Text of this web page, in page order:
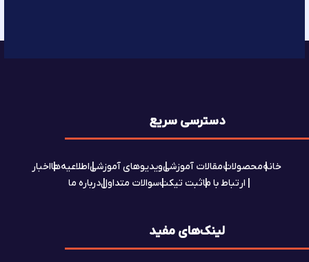
لینک‌های مفید
دسترسی سریع
خانهمحصولاتمقالات آموزشیویدیوهای آموزشیاطلاعیه‌هااخبار
ارتباط با ماثبت تیکتسوالات متداولدرباره ما